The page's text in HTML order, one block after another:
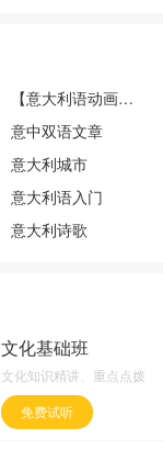
【意大利语动画片】粉红小猪
意中双语文章
意大利城市
意大利语入门
意大利诗歌
文化基础班
文化知识精讲、重点点拨
免费试听